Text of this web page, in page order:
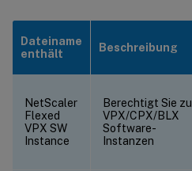
Dateiname
enthält
Beschreibung
NetScaler
Flexed
VPX SW
Instance
Berechtigt Sie zu
VPX/CPX/BLX
Software-
Instanzen